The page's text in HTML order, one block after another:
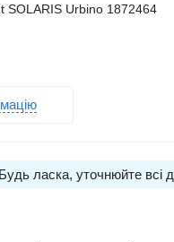
SOLARIS Urbino 1872464
ласка, уточнюйте всі